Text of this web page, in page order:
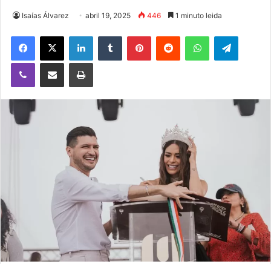
Isaías Álvarez abril 19, 2025 446 1 minuto leida
Facebook
X LinkedInTumblr PinterestReddit WhatsApp
Viber Compartir vía email Imprimir